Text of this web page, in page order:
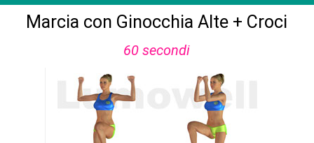
Marcia con Ginocchia Alte + Croci
60 secondi